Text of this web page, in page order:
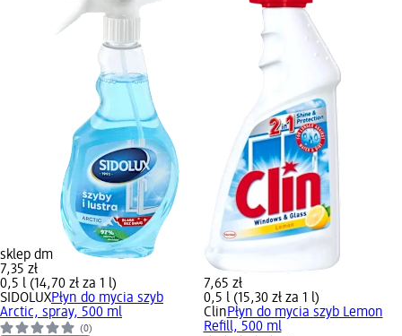
sklep dm
7,35 zł
0,5 l (14,70 zł za 1 l)
SIDOLUXPłyn do mycia szyb
Arctic, spray, 500 ml
(0)
7,65 zł
0,5 l (15,30 zł za 1 l)
ClinPłyn do mycia szyb Lemon
Refill, 500 ml